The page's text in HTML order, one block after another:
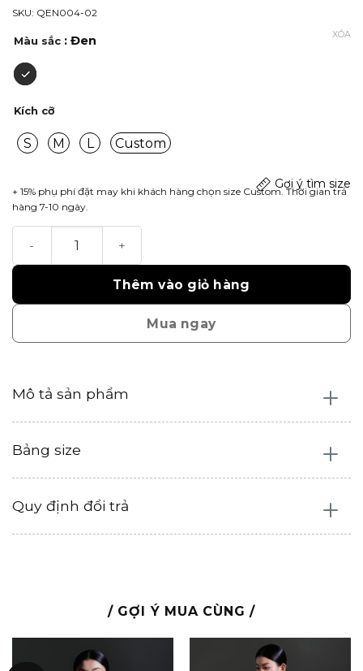
SKU: QEN004-02
Màu sắc : Đen
Kích cỡ
S M L Custom
XÓA
+ 15% phụ phí đặt may khi khách hàng chọn size Custom. Thời gian trả
hàng 7-10 ngày.
Gợi ý tìm size
Thêm vào giỏ hàng
Mua ngay
Mô tả sản phẩm
Bảng size
Quy định đổi trả
/ GỢI Ý MUA CÙNG /